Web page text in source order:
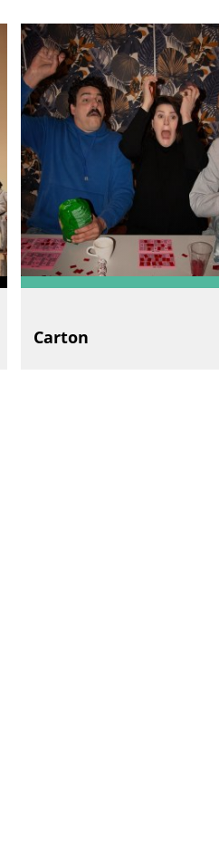
Carton